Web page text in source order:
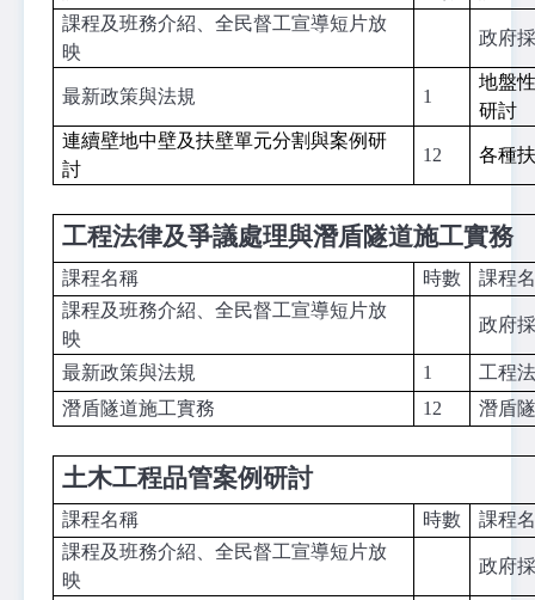
課程及班務介紹、全民督工宣導短片放
映
政府
最新政策與法規 1
地盤
研討
連續壁地中壁及扶壁單元分割與案例研
討
12 各種
工程法律及爭議處理與潛盾隧道施工實務
課程名稱 時數
課程
課程及班務介紹、全民督工宣導短片放
映
政府
最新政策與法規 1
工程
潛盾隧道施工實務
12 潛盾
土木工程品管案例研討
課程名稱 時數
課程
課程及班務介紹、全民督工宣導短片放
映
政府